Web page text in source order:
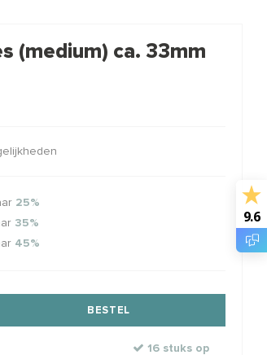
Incl. btw €5,74
1
(medium) ca. 33mm
25%
35%
45%
BESTEL
16 stuks op
9.6